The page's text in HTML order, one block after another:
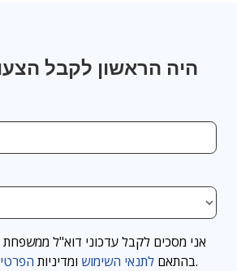
היה הראשון לקבל
אני מסכים לקבל עדכוני דוא"ל
Hornblower בהתאם לתנאי השימוש ומדיניות .